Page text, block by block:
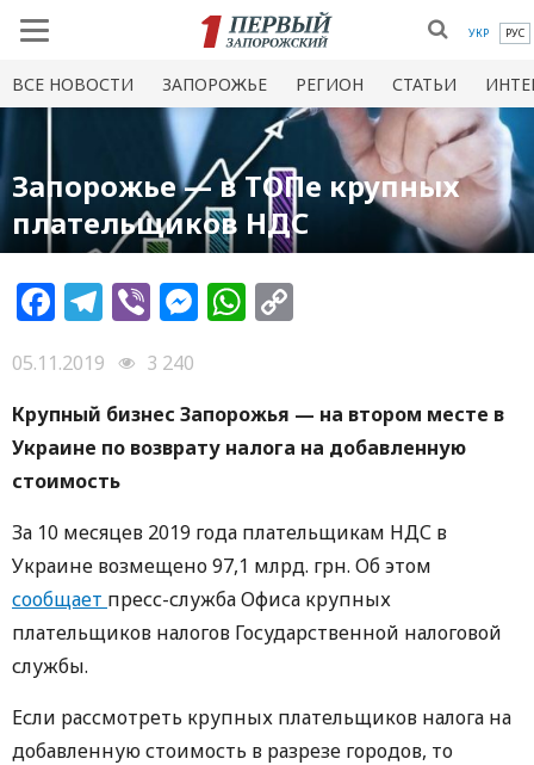
УКР РУС
ВСЕ НОВОСТИ ЗАПОРОЖЬЕ РЕГИОН СТАТЬИ
Запорожье — в ТОПе крупных
плательщиков НДС
Facebook
Telegram
ViberMessenger
WhatsApp
05.11.2019
3 240
Крупный бизнес Запорожья — на втором месте в
Украине по возврату налога на добавленную
стоимость
За 10 месяцев 2019 года плательщикам НДС в
Украине возмещено 97,1 млрд. грн. Об этом
сообщает пресс-служба Офиса крупных
плательщиков налогов Государственной налоговой
службы.
Если рассмотреть крупных плательщиков налога на
добавленную стоимость в разрезе городов, то